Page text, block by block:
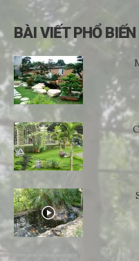
BÀI VIẾT PHỔ BIẾN